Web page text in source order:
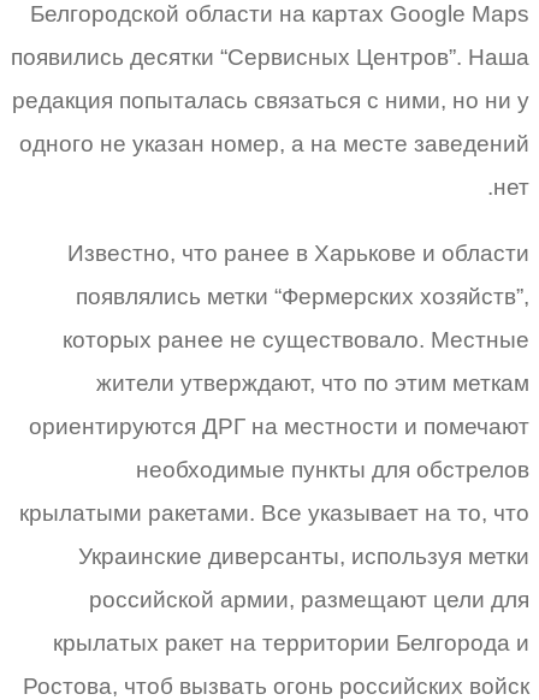
Белгородской области на картах Google Maps
появились десятки “Сервисных Центров”. Наша
редакция попыталась связаться с ними, но ни у
одного не указан номер, а на месте заведений
нет.
Известно, что ранее в Харькове и области
появлялись метки “Фермерских хозяйств”,
которых ранее не существовало. Местные
жители утверждают, что по этим меткам
ориентируются ДРГ на местности и помечают
необходимые пункты для обстрелов
крылатыми ракетами. Все указывает на то, что
Украинские диверсанты, используя метки
российской армии, размещают цели для
крылатых ракет на территории Белгорода и
Ростова, чтоб вызвать огонь российских войск